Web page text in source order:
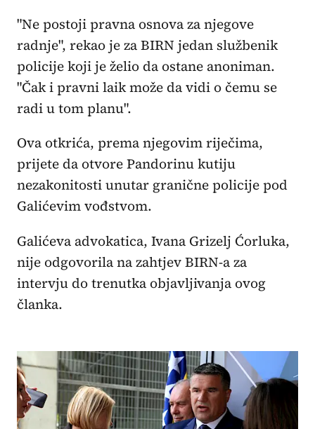
"Ne postoji pravna osnova za njegove
radnje", rekao je za BIRN jedan službenik
policije koji je želio da ostane anoniman.
"Čak i pravni laik može da vidi o čemu se
radi u tom planu".
Ova otkrića, prema njegovim riječima,
prijete da otvore Pandorinu kutiju
nezakonitosti unutar granične policije pod
Galićevim vođstvom.
Galićeva advokatica, Ivana Grizelj Ćorluka,
nije odgovorila na zahtjev BIRN-a za
intervju do trenutka objavljivanja ovog
članka.